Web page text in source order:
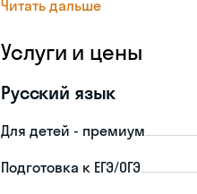
Читать дальше
Услуги и цены
Русский язык
Для детей - премиум
Подготовка к ЕГЭ/ОГЭ